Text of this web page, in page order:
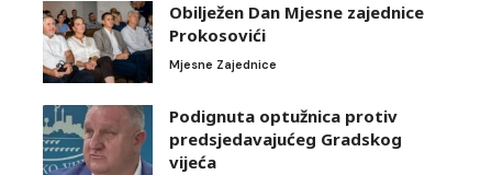
Obilježen Dan Mjesne zajednice
Prokosovići
Mjesne Zajednice
Podignuta optužnica protiv
predsjedavajućeg Gradskog
vijeća